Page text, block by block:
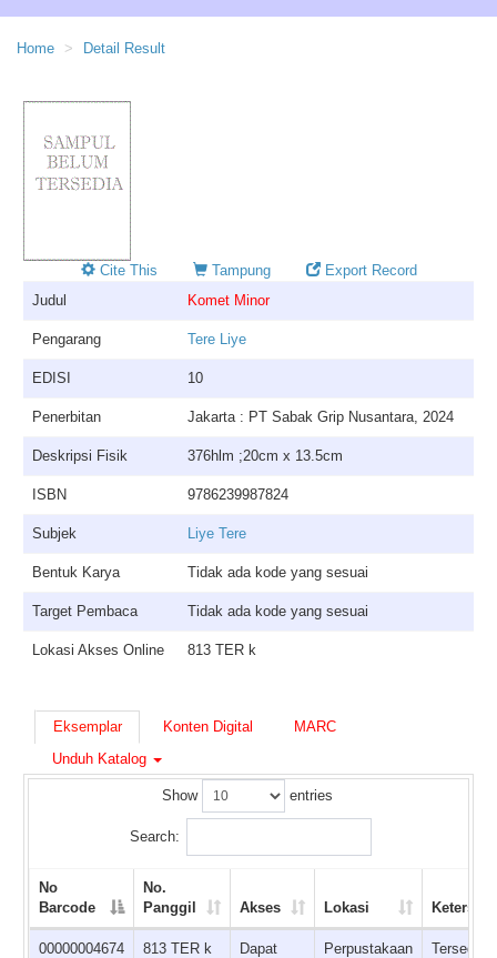
Home Detail Result
Cite This Tampung
Export Record
Judul
Komet Minor
Pengarang Tere Liye
EDISI 10
Penerbitan Jakarta : PT Sabak Grip Nusantara, 2024
Deskripsi Fisik 376hlm ;20cm x 13.5cm
ISBN 9786239987824
Subjek Liye Tere
Bentuk Karya Tidak ada kode yang sesuai
Target Pembaca Tidak ada kode yang sesuai
Lokasi Akses Online 813 TER k
Eksemplar Konten Digital
MARC
Unduh Katalog
Show entries
Search:
No
Barcode
No.
Panggil
Akses Lokasi
00000004674 813 TER k
Dapat
Perpustakaan
Tersedia